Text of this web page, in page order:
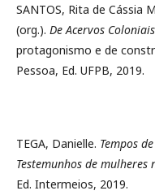
SANTOS, Rita de Cássia
(org.). De Acervos
protagonismo e de
Pessoa, Ed. UFPB, 2019.
TEGA, Danielle. Tempos
Testemunhos de
Ed. Intermeios, 2019.